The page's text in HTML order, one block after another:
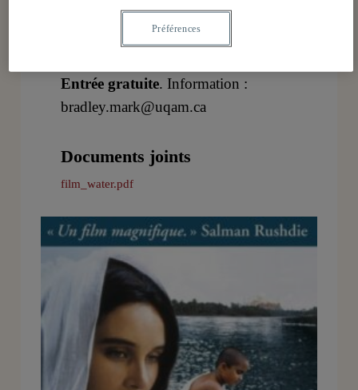
CERIAS.Quand: Le mercredi 4
décembre à 18h00Où
Entrée gratuite. Information :
bradley.mark@uqam.ca
Documents joints
film_water.pdf
Préférences